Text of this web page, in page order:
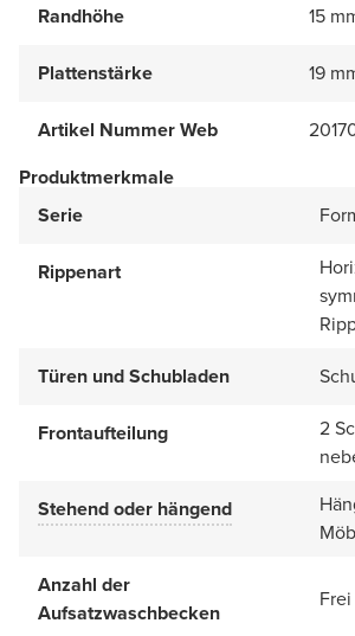
Randhöhe 15
Plattenstärke 19
Artikel Nummer Web
Produktmerkmale
Serie
Rippenart
Türen und Schubladen
Frontaufteilung
2
Stehend oder hängend
Anzahl der
Aufsatzwaschbecken